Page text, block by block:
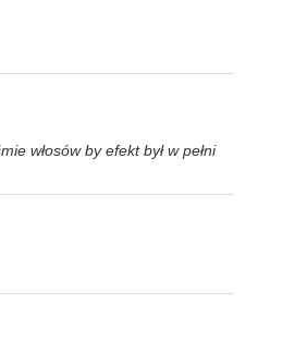
włosów by efekt był w pełni